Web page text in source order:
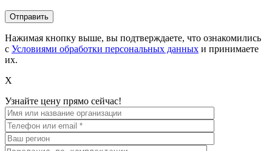
Нажимая кнопку выше, вы подтверждаете, что ознакомились
с Условиями обработки персональных данных и принимаете
их.
X
Узнайте цену прямо сейчас!